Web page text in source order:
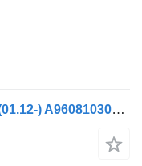
Mercedes-Benz Actros MP4 1845 (01.12-) A9608103016 bočni retrovizor za Mercedes-Benz Actros MP4 Antos Arocs (2012-) tegljača